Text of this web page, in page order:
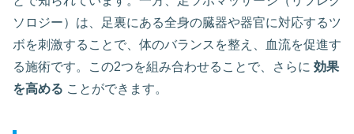
ソロジー）は、足裏にある全身の臓器や器官に対応するツ
ボを刺激することで、体のバランスを整え、血流を促進す
る施術です。この2つを組み合わせることで、さらに 効果
を高める ことができます。